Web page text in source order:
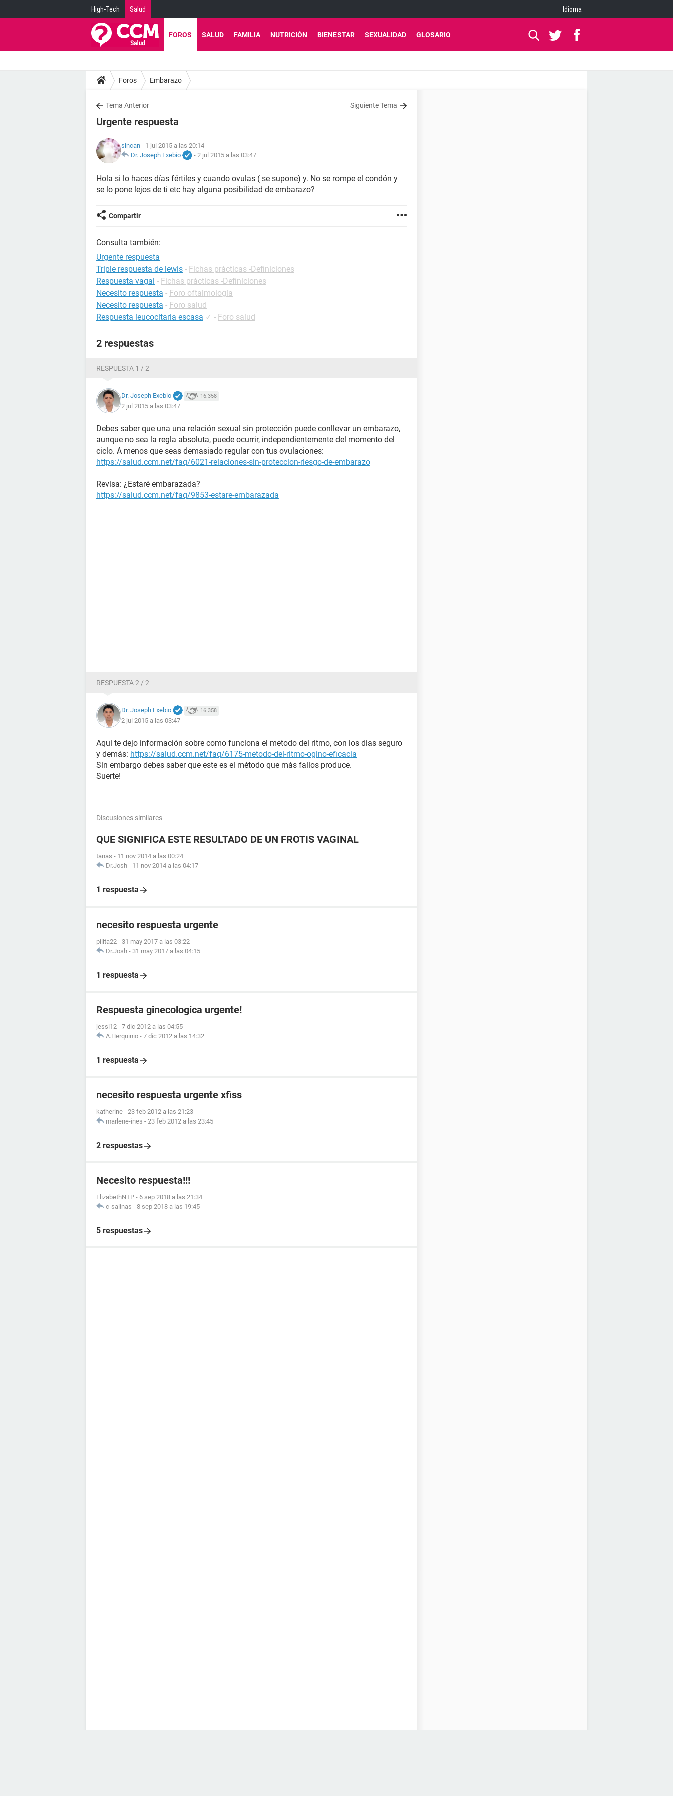
High-Tech Salud Idioma
FOROS SALUD FAMILIA NUTRICIÓN BIENESTAR SEXUALIDAD GLOSARIO
Foros Embarazo
Tema Anterior Siguiente Tema
Urgente respuesta
sincan - 1 jul 2015 a las 20:14
Dr. Joseph Exebio
- 2 jul 2015 a las 03:47
Hola si lo haces días fértiles y cuando ovulas ( se supone) y. No se rompe el condón y
se lo pone lejos de ti etc hay alguna posibilidad de embarazo?
Compartir
Consulta también:
Urgente respuesta
Triple respuesta de lewis - Fichas prácticas -Definiciones
Respuesta vagal - Fichas prácticas -Definiciones
Necesito respuesta - Foro oftalmología
Necesito respuesta - Foro salud
Respuesta leucocitaria escasa ✓ - Foro salud
2 respuestas
RESPUESTA 1 / 2
Dr. Joseph Exebio 16.358
2 jul 2015 a las 03:47
Debes saber que una una relación sexual sin protección puede conllevar un embarazo,
aunque no sea la regla absoluta, puede ocurrir, independientemente del momento del
ciclo. A menos que seas demasiado regular con tus ovulaciones:
https://salud.ccm.net/faq/6021-relaciones-sin-proteccion-riesgo-de-embarazo
Revisa: ¿Estaré embarazada?
https://salud.ccm.net/faq/9853-estare-embarazada
RESPUESTA 2 / 2
Dr. Joseph Exebio 16.358
2 jul 2015 a las 03:47
Aqui te dejo información sobre como funciona el metodo del ritmo, con los dias seguro
y demás: https://salud.ccm.net/faq/6175-metodo-del-ritmo-ogino-eficacia
Sin embargo debes saber que este es el método que más fallos produce.
Suerte!
Discusiones similares
QUE SIGNIFICA ESTE RESULTADO DE UN FROTIS VAGINAL
tanas - 11 nov 2014 a las 00:24
Dr.Josh - 11 nov 2014 a las 04:17
1 respuesta
necesito respuesta urgente
pilita22 - 31 may 2017 a las 03:22
Dr.Josh - 31 may 2017 a las 04:15
1 respuesta
Respuesta ginecologica urgente!
jessi12 - 7 dic 2012 a las 04:55
A.Herquinio - 7 dic 2012 a las 14:32
1 respuesta
necesito respuesta urgente xfiss
katherine - 23 feb 2012 a las 21:23
marlene-ines - 23 feb 2012 a las 23:45
2 respuestas
Necesito respuesta!!!
ElizabethNTP - 6 sep 2018 a las 21:34
c-salinas - 8 sep 2018 a las 19:45
5 respuestas